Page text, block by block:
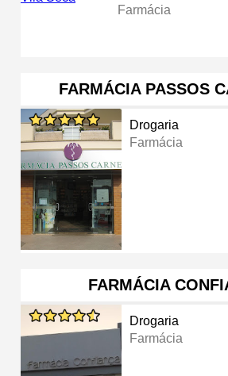
Farmácia
FARMÁCIA PASSOS
Drogaria
Farmácia
FARMÁCIA
Drogaria
Farmácia